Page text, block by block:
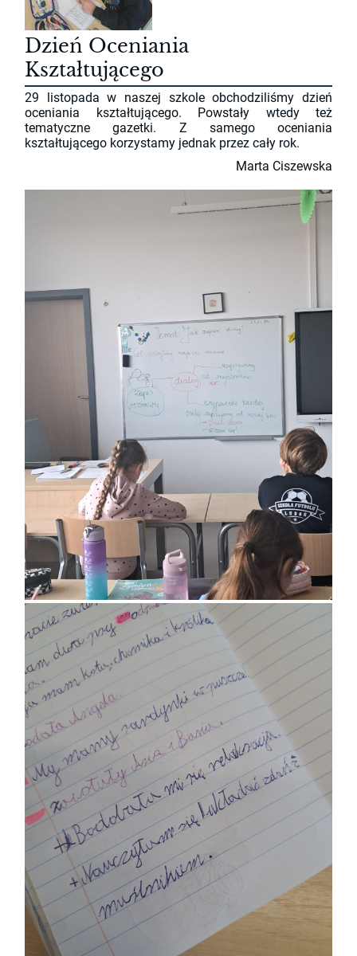
Dzień Oceniania
Kształtującego
29 listopada w naszej szkole obchodziliśmy dzień
oceniania kształtującego. Powstały wtedy też
tematyczne gazetki. Z samego oceniania
kształtującego korzystamy jednak przez cały rok.
Marta Ciszewska